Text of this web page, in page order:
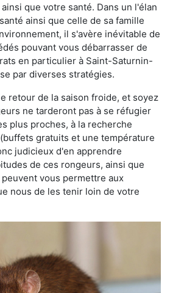
que votre santé. Dans un l'élan
ainsi que celle de sa famille
il s'avère inévitable de
pouvant vous débarrasser de
en particulier à Saint-Saturnin-
par diverses stratégies.
retour de la saison froide, et soyez
ne tarderont pas à se réfugier
plus proches, à la recherche
gratuits et une température
judicieux d'en apprendre
de ces rongeurs, ainsi que
vous permettre aux
nous de les tenir loin de votre